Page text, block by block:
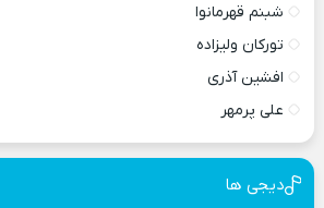
شبنم قهرمانوا
تورکان ولیزاده
افشین آذری
علی پرمهر
دیجی ها